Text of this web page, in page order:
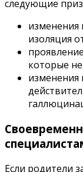
следующие
изменения
изоляция
которые
Если родители